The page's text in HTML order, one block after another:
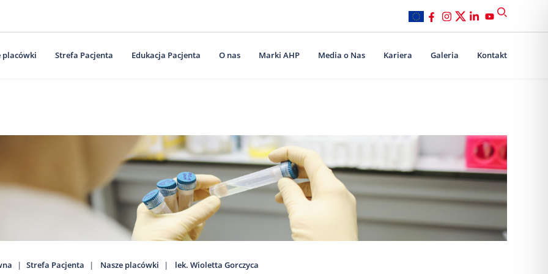
placówki Strefa Pacjenta Edukacja Pacjenta O nas Marki AHP Media o Nas Kariera Galeria Kontakt
Strefa Pacjenta Nasze placówki lek. Wioletta Gorczyca